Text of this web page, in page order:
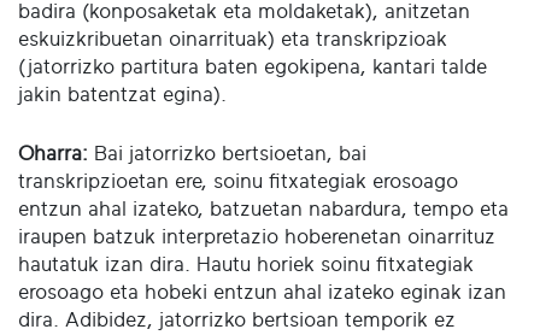
badira (konposaketak eta moldaketak), anitzetan
eskuizkribuetan oinarrituak) eta transkripzioak
(jatorrizko partitura baten egokipena, kantari talde
jakin batentzat egina).
Oharra: Bai jatorrizko bertsioetan, bai
transkripzioetan ere, soinu fitxategiak erosoago
entzun ahal izateko, batzuetan nabardura, tempo eta
iraupen batzuk interpretazio hoberenetan oinarrituz
hautatuk izan dira. Hautu horiek soinu fitxategiak
erosoago eta hobeki entzun ahal izateko eginak izan
dira. Adibidez, jatorrizko bertsioan temporik ez